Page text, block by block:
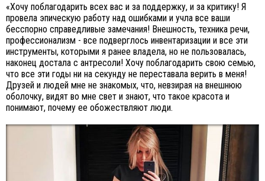
«Xочу поблагодарить всех вас и за поддержку, и за критику! Я
провела эпическую работу над ошибками и учла все ваши
бесспорно справедливые замечания! Внешность, техника речи,
профессионализм - все подверглось инвентаризации и все эти
инструменты, которыми я ранее владела, но не пользовалась,
наконец достала с антресоли! Хочу поблагодарить свою семью,
что все эти годы ни на секунду не переставала верить в меня!
Друзей и людей мне не знакомых, что, невзирая на внешнюю
оболочку, видят во мне свет и знают, что такое красота и
понимают, почему ее обожествляют люди.